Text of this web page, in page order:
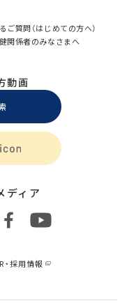
ご質問（はじめての方へ）
関係者のみなさまへ
動画
ディア
・採用情報